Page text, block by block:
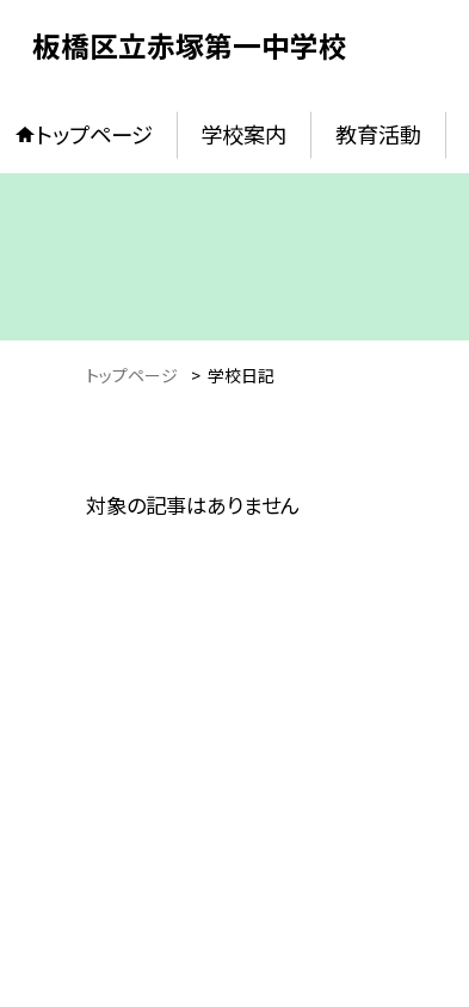
板橋区立赤塚第一中学校
トップページ 学校案内 教育活動
トップページ > 学校日記
対象の記事はありません